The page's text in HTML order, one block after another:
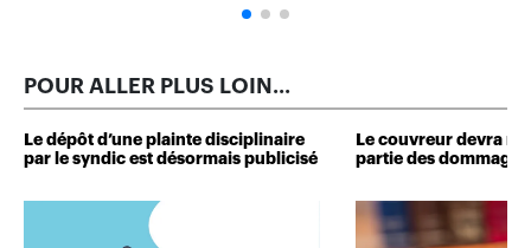
POUR ALLER PLUS LOIN...
Le dépôt d’une plainte disciplinaire
par le syndic est désormais publicisé
Le couvreur devra
partie des dommages